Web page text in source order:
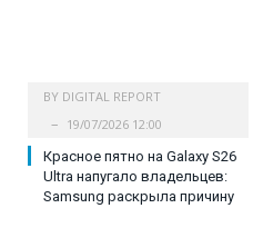
BY DIGITAL REPORT
19/07/2026 12:00
Красное пятно на Galaxy S26
Ultra напугало владельцев:
Samsung раскрыла причину